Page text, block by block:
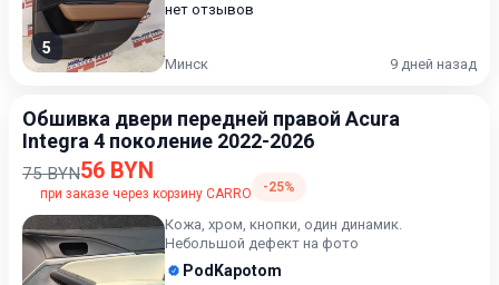
5
нет отзывов
Минск 9 дней назад
Обшивка двери передней правой Acura
Integra 4 поколение 2022-2026
75 BYN56 BYN
при заказе через корзину CARRO -25%
Кожа, хром, кнопки, один динамик.
Небольшой дефект на фото
PodKapotom